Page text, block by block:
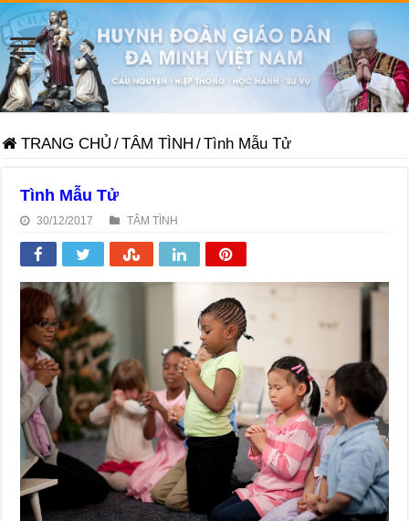
TRANG CHỦ /TÂM TÌNH /Tình Mẫu Tử
Tình Mẫu Tử
30/12/2017 TÂM TÌNH